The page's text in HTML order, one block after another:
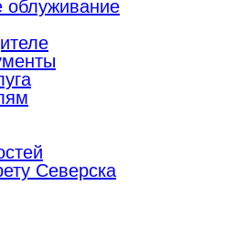
облуживание
Северска